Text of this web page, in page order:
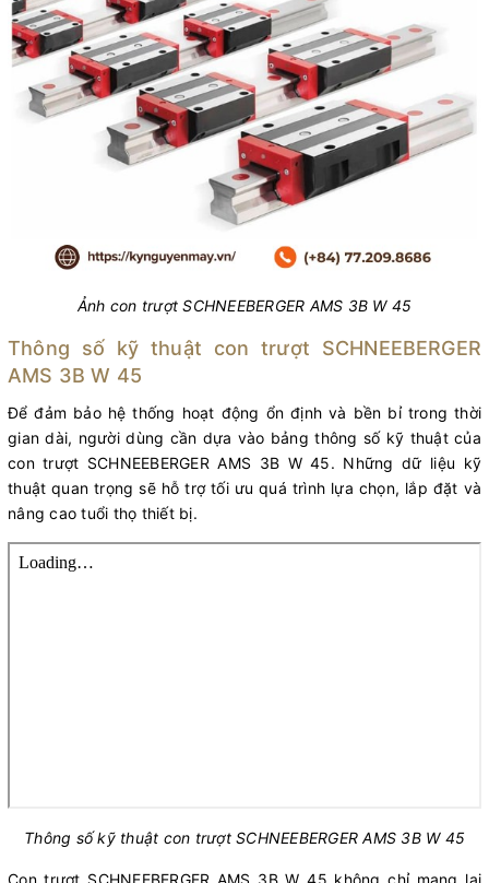
Ảnh con trượt SCHNEEBERGER AMS 3B W 45
Thông số kỹ thuật con trượt SCHNEEBERGER
AMS 3B W 45
Để đảm bảo hệ thống hoạt động ổn định và bền bỉ trong thời
gian dài, người dùng cần dựa vào bảng thông số kỹ thuật của
con trượt SCHNEEBERGER AMS 3B W 45. Những dữ liệu kỹ
thuật quan trọng sẽ hỗ trợ tối ưu quá trình lựa chọn, lắp đặt và
nâng cao tuổi thọ thiết bị.
Thông số kỹ thuật con trượt SCHNEEBERGER AMS 3B W 45